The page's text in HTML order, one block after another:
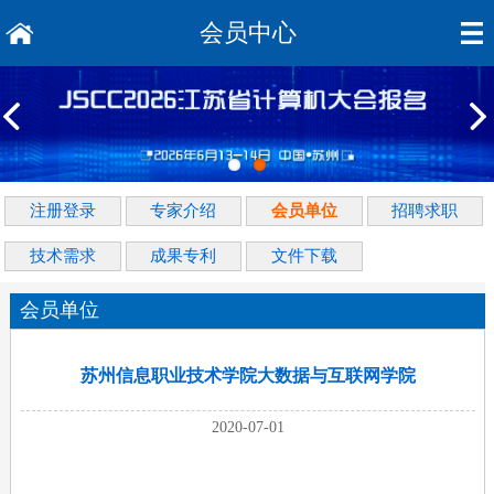
会员中心
注册登录 专家介绍 会员单位 招聘求职
技术需求 成果专利 文件下载
会员单位
苏州信息职业技术学院大数据与互联网学院
2020-07-01